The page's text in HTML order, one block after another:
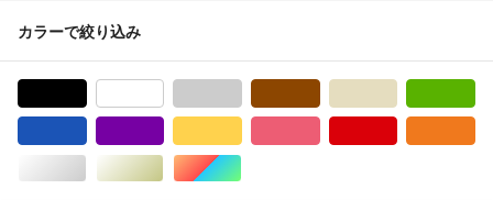
カラーで絞り込み
シルバー/銀色系ゴールド/金色系マルチカラー